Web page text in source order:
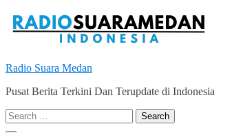
content
Radio Suara Medan
Pusat Berita Terkini Dan Terupdate di Indonesia
Search
for: